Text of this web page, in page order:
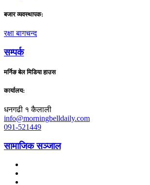
बजार व्यवस्थापक:
रक्षा बागचन्द
सम्पर्क
मर्निङ बेल मिडिया हाउस
कार्यालय:
धनगढी १ कैलाली
info@morningbelldaily.com
091-521449
सामाजिक सञ्जाल